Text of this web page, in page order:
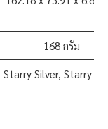
168 กรัม
Starry Silver, Starry